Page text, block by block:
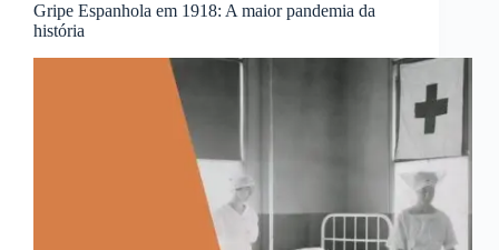
Gripe Espanhola em 1918: A maior pandemia da
história